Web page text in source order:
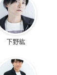
下野紘